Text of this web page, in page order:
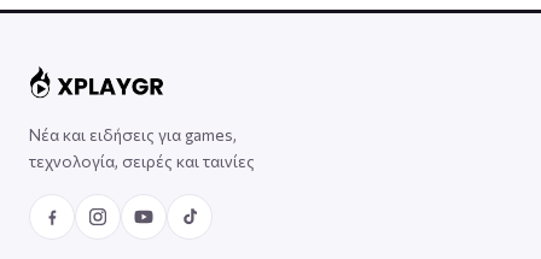
Νέα και ειδήσεις για games,
τεχνολογία, σειρές και ταινίες